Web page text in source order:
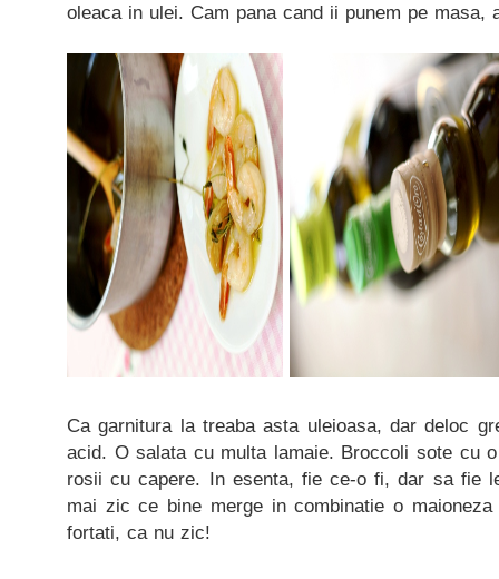
oleaca in ulei. Cam pana cand ii punem pe masa,
Ca garnitura la treaba asta uleioasa, dar deloc
acid. O salata cu multa lamaie. Broccoli sote cu
rosii cu capere. In esenta, fie ce-o fi, dar sa fie
mai zic ce bine merge in combinatie o
fortati, ca nu zic!